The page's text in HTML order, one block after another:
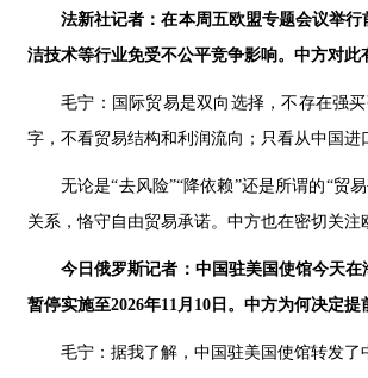
法新社记者：在本周五欧盟专题会议举
洁技术等行业免受不公平竞争影响。中方对此
毛宁：国际贸易是双向选择，不存在强
字，不看贸易结构和利润流向；只看从中国
无论是“去风险”“降依赖”还是所谓的“贸
关系，恪守自由贸易承诺。中方也在密切关
今日俄罗斯记者：中国驻美国使馆今天
暂停实施至2026年11月10日。中方为何决定提
毛宁：据我了解，中国驻美国使馆转发